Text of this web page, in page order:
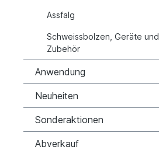
Assfalg
Schweissbolzen, Geräte und
Zubehör
Anwendung
Neuheiten
Sonderaktionen
Abverkauf